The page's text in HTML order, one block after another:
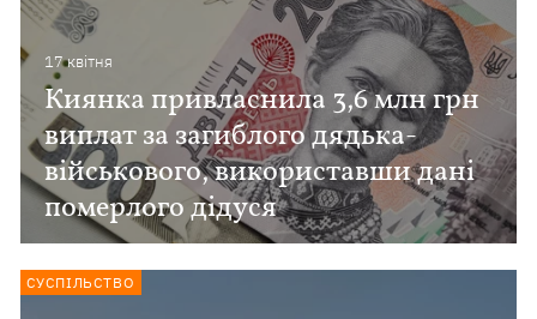
17 квiтня
Киянка привласнила 3,6 млн грн
виплат за загиблого дядька-
військового, використавши дані
померлого дідуся
СУСПІЛЬСТВО